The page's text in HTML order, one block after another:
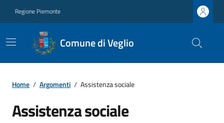
Regione Piemonte
Comune di Veglio
Home / Argomenti / Assistenza sociale
Assistenza sociale